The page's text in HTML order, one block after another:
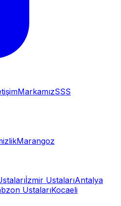
MarkamızSSS
Marangoz
İzmir UstalarıAntalya
UstalarıKocaeli